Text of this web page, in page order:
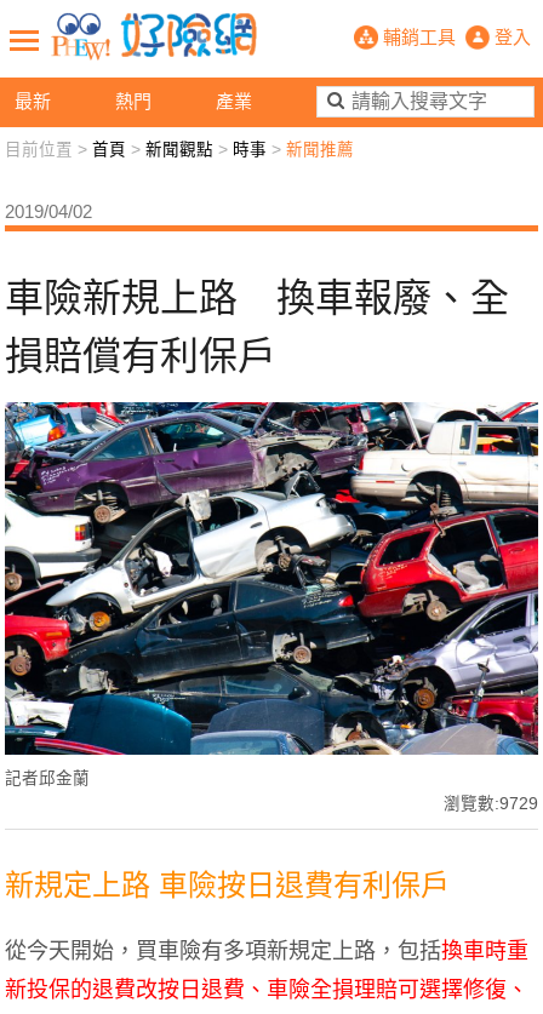
最新 熱門 產業
車險新規上路 換車報廢、全損賠
輔銷工具 登入
新聞觀點 業務交流 好險懂生活
退休先準備 好險學堂 輔銷工具 活動專區
目前位置 >首頁 >新聞觀點 > 時事 >新聞推薦
2019/04/02
車險新規上路 換車報廢、全
損賠償有利保戶
記者邱金蘭
瀏覽數:9729
新規定上路 車險按日退費有利保戶
從今天開始，買車險有多項新規定上路，包括換車時重
新投保的退費改按日退費、車險全損理賠可選擇修復、